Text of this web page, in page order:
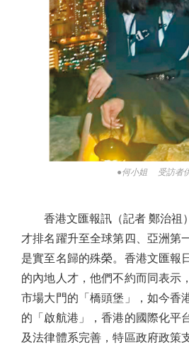
●何小姐 受訪者
香港文匯報訊（記者 鄭治祖）
才排名躍升至全球第四、亞洲第
是實至名歸的殊榮。香港文匯報
的內地人才，他們不約而同表示
市場大門的「橋頭堡」，如今香
的「啟航港」，香港的國際化平
及法律體系完善，特區政府政策